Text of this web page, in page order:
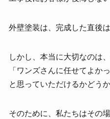
外壁塗装は、完成した直後
しかし、本当に大切なのは
「ワンズさんに任せてよかっ
と思っていただけるかどうか
そのために、私たちはその